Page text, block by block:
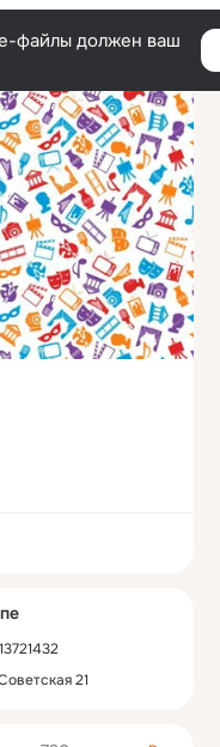
файлы должен ваш
21